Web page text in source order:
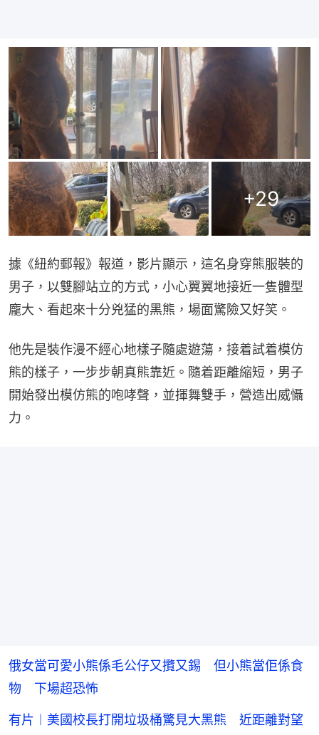
+29
據《紐約郵報》報道，影片顯示，這名身穿熊服裝的
男子，以雙腳站立的方式，小心翼翼地接近一隻體型
龐大、看起來十分兇猛的黑熊，場面驚險又好笑。
他先是裝作漫不經心地樣子隨處遊蕩，接着試着模仿
熊的樣子，一步步朝真熊靠近。隨着距離縮短，男子
開始發出模仿熊的咆哮聲，並揮舞雙手，營造出威懾
力。
俄女當可愛小熊係毛公仔又攬又錫 但小熊當佢係食
物 下場超恐怖
有片︱美國校長打開垃圾桶驚見大黑熊 近距離對望